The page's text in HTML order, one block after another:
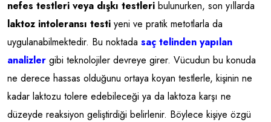
nefes testleri veya dışkı testleri bulunurken, son yıllarda
laktoz intoleransı testi yeni ve pratik metotlarla da
uygulanabilmektedir. Bu noktada saç telinden yapılan
analizler gibi teknolojiler devreye girer. Vücudun bu konuda
ne derece hassas olduğunu ortaya koyan testlerle, kişinin ne
kadar laktozu tolere edebileceği ya da laktoza karşı ne
düzeyde reaksiyon geliştirdiği belirlenir. Böylece kişiye özgü